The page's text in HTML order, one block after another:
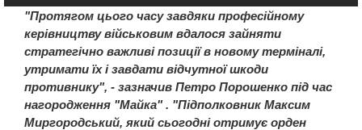
"Протягом цього часу завдяки професійному
керівництву військовим вдалося зайняти
стратегічно важливі позиції в новому терміналі,
утримати їх і завдати відчутної шкоди
противнику", - зазначив Петро Порошенко під час
нагородження "Майка" . "Підполковник Максим
Миргородський, який сьогодні отримує орден